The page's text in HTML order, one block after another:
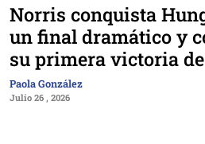
Norris conquista
un final dramático y
su primera victoria
Paola González
Julio 26 , 2026